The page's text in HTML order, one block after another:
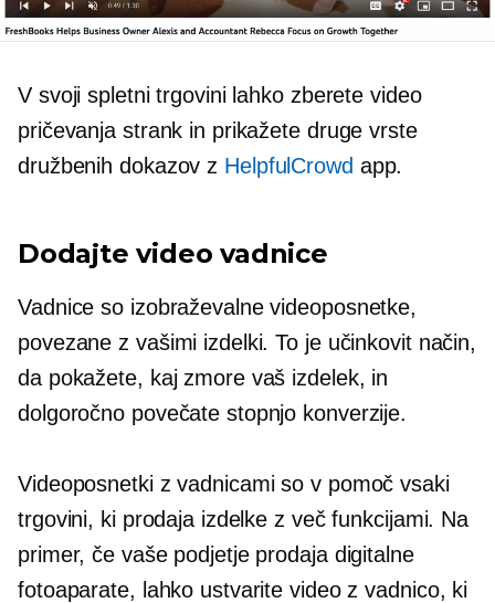
V svoji spletni trgovini lahko zberete video
pričevanja strank in prikažete druge vrste
družbenih dokazov z HelpfulCrowd app.
Dodajte video vadnice
Vadnice so izobraževalne videoposnetke,
povezane z vašimi izdelki. To je učinkovit način,
da pokažete, kaj zmore vaš izdelek, in
dolgoročno povečate stopnjo konverzije.
Videoposnetki z vadnicami so v pomoč vsaki
trgovini, ki prodaja izdelke z več funkcijami. Na
primer, če vaše podjetje prodaja digitalne
fotoaparate, lahko ustvarite video z vadnico, ki